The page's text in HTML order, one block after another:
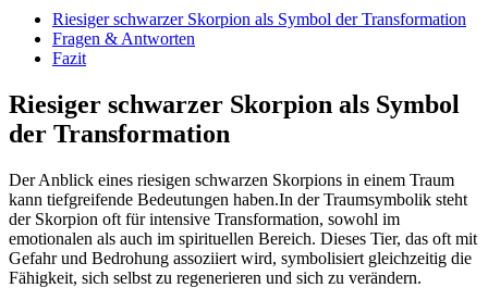
Riesiger schwarzer Skorpion als Symbol ⁤der Transformation
Fragen &​ Antworten
Fazit
Riesiger ‍schwarzer Skorpion⁤ als Symbol
der ​Transformation
Der⁤ Anblick ⁢eines riesigen schwarzen Skorpions in ‌einem Traum
kann tiefgreifende⁤ Bedeutungen haben.In der Traumsymbolik ⁣steht
der Skorpion oft für intensive Transformation,‌ sowohl im
emotionalen als auch im spirituellen Bereich.⁣ Dieses Tier, ‍das oft mit
Gefahr und‌ Bedrohung assoziiert wird, symbolisiert gleichzeitig ​die⁤
Fähigkeit, sich ⁣selbst zu regenerieren ⁤und ​sich zu verändern.